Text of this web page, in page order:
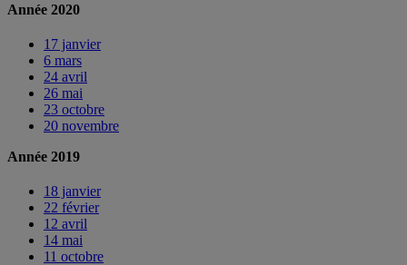
Année 2020
17 janvier
6 mars
24 avril
26 mai
23 octobre
20 novembre
Année 2019
18 janvier
22 février
12 avril
14 mai
11 octobre